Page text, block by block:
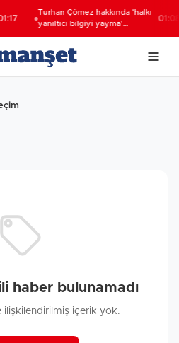
Turhan Çömez hakkında 'halkı
yanıltıcı bilgiyi yayma'
01:08
haber bulunamadı
ilişkilendirilmiş içerik yok.